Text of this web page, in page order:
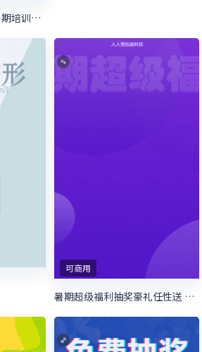
暑期抽奖豪礼任性送 暑期培训抽奖活动
可商用
暑期超级福利抽奖豪礼任性送 暑期培训抽奖活动